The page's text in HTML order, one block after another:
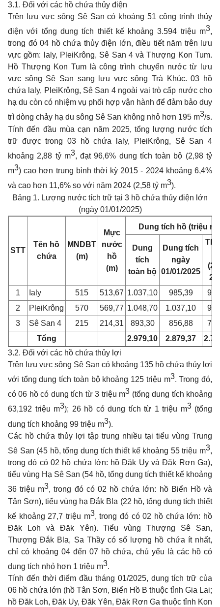
3.1. Đối với các hồ chứa thủy điện
Trên lưu vực sông Sê San có khoảng 51 công trình thủy
điện với tổng dung tích thiết kế khoảng 3.594 triệu m3,
trong đó 04 hồ chứa thủy điện lớn, điều tiết năm trên lưu
vực gồm: laly, PleiKrông, Sê San 4 và Thượng Kon Tum.
Hồ Thượng Kon Tum là công trình chuyển nước từ lưu
vực sông Sê San sang lưu vực sông Trà Khúc. 03 hồ
chứa laly, PleiKrông, Sê San 4 ngoài vai trò cấp nước cho
hạ du còn có nhiệm vụ phối hợp vận hành để đảm bảo duy
trì dòng chảy hạ du sông Sê San không nhỏ hơn 195 m3/s.
Tính đến đầu mùa cạn năm 2025, tổng lượng nước tích
trữ được trong 03 hồ chứa laly, PleiKrông, Sê San 4
khoảng 2,88 tỷ m3, đạt 96,6% dung tích toàn bộ (2,98 tỷ
m3) cao hơn trung bình thời kỳ 2015 - 2024 khoảng 6,4%
và cao hơn 11,6% so với năm 2024 (2,58 tỷ m3).
Bảng 1. Lượng nước tích trữ tại 3 hồ chứa thủy điện lớn
(ngày 01/01/2025)
STT
Tên hồ
chứa
MNDBT
(m)
Mực
nước
hồ
(m)
Dung tích hồ (triệu m
Dung
tích
toàn bộ
Dung tích
ngày
01/01/2025
TB
1
Ialy 515 513,67 1.037,10 985,39
2
PleiKrông 570 569,77 1.048,70 1.037,10
3
Sê San 4 215 214,31 893,30 856,88
Tổng
2.979,10 2.879,37
3.2. Đối với các hồ chứa thủy lợi
Trên lưu vực sông Sê San có khoảng 135 hồ chứa thủy lợi
với tổng dung tích toàn bộ khoảng 125 triệu m3. Trong đó,
có 06 hồ có dung tích từ 3 triệu m3 (tổng dung tích khoảng
63,192 triệu m3); 26 hồ có dung tích từ 1 triệu m3(tổng
dung tích khoảng 99 triệu m3).
Các hồ chứa thủy lợi tập trung nhiều tại tiểu vùng Trung
Sê San (45 hồ, tổng dung tích thiết kế khoảng 55 triệu m3,
trong đó có 02 hồ chứa lớn: hồ Đăk Uy và Đăk Rơn Ga),
tiểu vùng Hạ Sê San (54 hồ, tổng dung tích thiết kế khoảng
36 triệu m3, trong đó có 02 hồ chứa lớn: hồ Biển Hồ và
Tân Sơn), tiểu vùng hạ Đắk Bla (22 hồ, tổng dung tích thiết
kế khoảng 27,7 triệu m3, trong đó có 02 hồ chứa lớn: hồ
Đăk Loh và Đăk Yên). Tiểu vùng Thượng Sê San,
Thượng Đắk Bla, Sa Thầy có số lượng hồ chứa ít nhất,
chỉ có khoảng 04 đến 07 hồ chứa, chủ yếu là các hồ có
dung tích nhỏ hơn 1 triệu m3.
Tính đến thời điểm đầu tháng 01/2025, dung tích trữ của
06 hồ chứa lớn (hồ Tân Sơn, Biển Hồ B thuộc tỉnh Gia Lai;
hồ Đăk Loh, Đăk Uy, Đăk Yên, Đăk Rơn Ga thuộc tỉnh Kon